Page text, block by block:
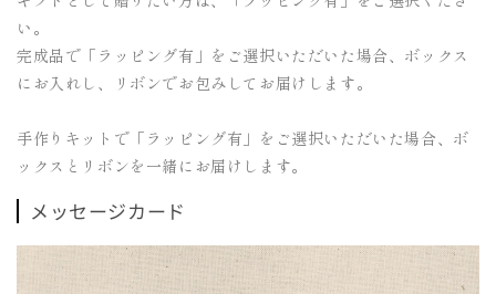
い。
完成品で「ラッピング有」をご選択いただいた場合、ボックス
にお入れし、リボンでお包みしてお届けします。
手作りキットで「ラッピング有」をご選択いただいた場合、ボ
ックスとリボンを一緒にお届けします。
メッセージカード